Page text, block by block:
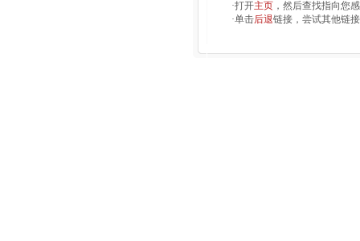
·打开主页 ，然后查找指向您
·单击后退链接，尝试其他链